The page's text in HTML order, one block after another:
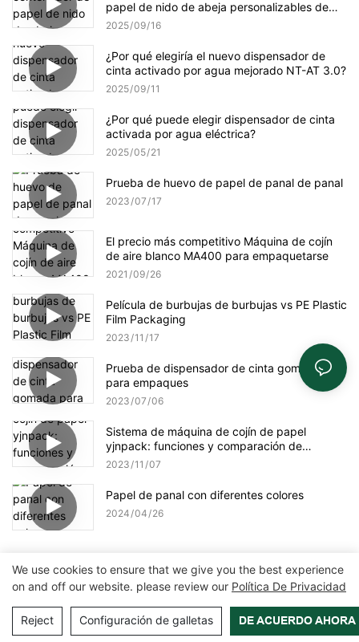
papel de nido de abeja personalizables de
YJNPACK
2025 09 16
¿Por qué elegiría el nuevo dispensador de
cinta activado por agua mejorado NT-AT 3.0?
2025 09 11
¿Por qué puede elegir dispensador de cinta
activada por agua eléctrica?
2025 05 21
Prueba de huevo de papel de panal de panal
2023 07 17
El precio más competitivo Máquina de cojín
de aire blanco MA400 para empaquetarse
2021 09 26
Película de burbujas de burbujas vs PE Plastic
Film Packaging
2023 11 17
Prueba de dispensador de cinta gomada
para empaques
2023 07 06
Sistema de máquina de cojín de papel
yjnpack: funciones y comparación de
selección de papel
2023 11 07
Papel de panal con diferentes colores
2024 04 26
Copyright © 2026 Zhangzhou Air Power Packaging Equipment Co.,
Ltd. |
Mapa del sitio Política de privacidad
We use cookies to ensure that we give you the best experience
on and off our website. please review our Política De Privacidad
Reject Configuración de galletas DE ACUERDO AHORA